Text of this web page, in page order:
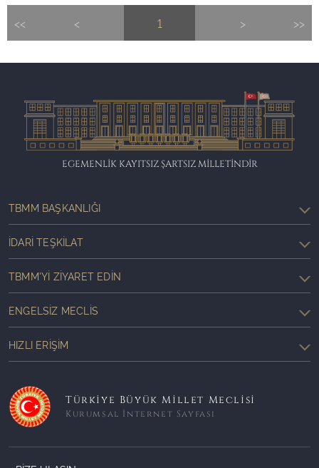
<< < 1 > >>
EGEMENLİK KAYITSIZ ŞARTSIZ MİLLETİNDİR
TBMM BAŞKANLIĞI
İDARI TEŞKILAT
TBMM'YI ZIYARET EDIN
ENGELSIZ MECLIS
HIZLI ERIŞIM
Türkiye Büyük Millet Meclisi
Kurumsal İnternet Sayfası